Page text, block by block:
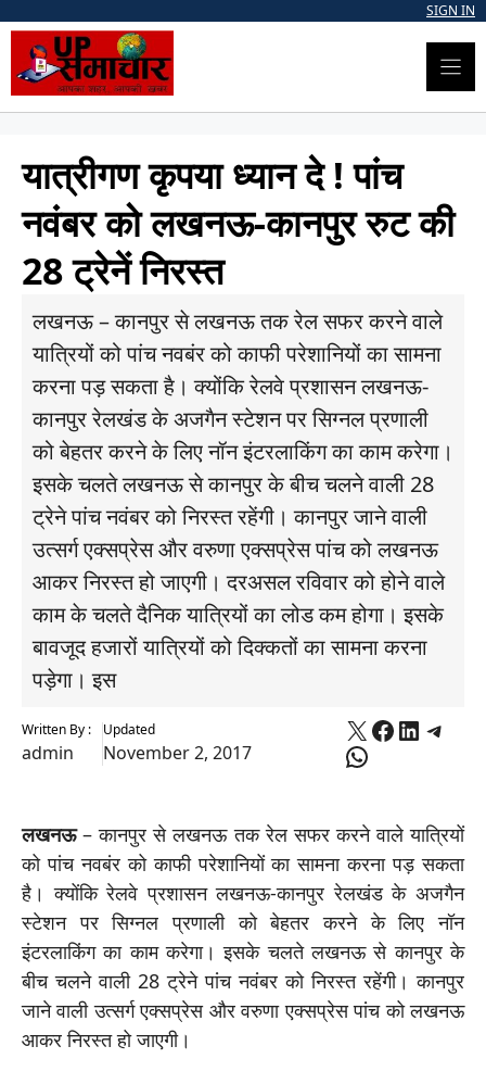
content
SIGN IN
यात्रीगण कृपया ध्यान दे ! पांच
नवंबर को लखनऊ-कानपुर रुट की
28 ट्रेनें निरस्त
लखनऊ – कानपुर से लखनऊ तक रेल सफर करने वाले
यात्रियों को पांच नवबंर को काफी परेशानियों का सामना
करना पड़ सकता है। क्योंकि रेलवे प्रशासन लखनऊ-
कानपुर रेलखंड के अजगैन स्टेशन पर सिग्नल प्रणाली
को बेहतर करने के लिए नॉन इंटरलाकिंग का काम करेगा।
इसके चलते लखनऊ से कानपुर के बीच चलने वाली 28
ट्रेने पांच नवंबर को निरस्त रहेंगी। कानपुर जाने वाली
उत्सर्ग एक्सप्रेस और वरुणा एक्सप्रेस पांच को लखनऊ
आकर निरस्त हो जाएगी। दरअसल रविवार को होने वाले
काम के चलते दैनिक यात्रियों का लोड कम होगा। इसके
बावजूद हजारों यात्रियों को दिक्कतों का सामना करना
पड़ेगा। इस
Written By :
admin
Updated
November 2, 2017
X Facebook
WhatsApp
लखनऊ– कानपुर से लखनऊ तक रेल सफर करने वाले यात्रियों
को पांच नवबंर को काफी परेशानियों का सामना करना पड़ सकता
है। क्योंकि रेलवे प्रशासन लखनऊ-कानपुर रेलखंड के अजगैन
स्टेशन पर सिग्नल प्रणाली को बेहतर करने के लिए नॉन
इंटरलाकिंग का काम करेगा। इसके चलते लखनऊ से कानपुर के
बीच चलने वाली 28 ट्रेने पांच नवंबर को निरस्त रहेंगी। कानपुर
जाने वाली उत्सर्ग एक्सप्रेस और वरुणा एक्सप्रेस पांच को लखनऊ
आकर निरस्त हो जाएगी।